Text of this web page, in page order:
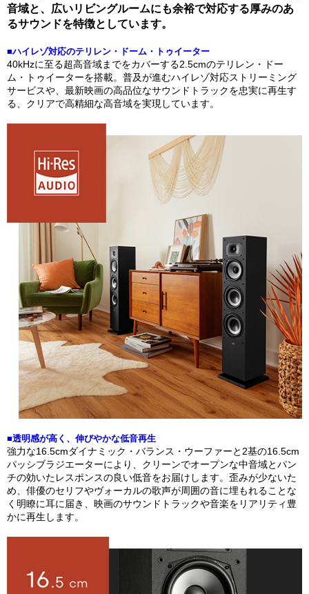
音域と、広いリビングルームにも余裕で対応する厚みのあ
るサウンドを特徴としています。
■ハイレゾ対応のテリレン・ドーム・トゥイーター
40kHzに至る超高音域までをカバーする2.5cmのテリレン・ドー
ム・トゥイーターを搭載。普及が進むハイレゾ対応ストリーミング
サービスや、最新映画の高品位なサウンドトラックを忠実に再生す
る、クリアで高精細な高音域を実現しています。
■透明感が高く、伸びやかな低音再生
強力な16.5cmダイナミック・バランス・ウーファーと2基の16.5cm
パッシブラジエーターにより、クリーンでオープンな中音域とパン
チの効いたレスポンスの良い低音をお届けします。歪みが少ないた
め、俳優のセリフやヴォーカルの歌声が周囲の音に埋もれることな
く明瞭に耳に届き、映画のサウンドトラックや音楽をリアリティ豊
かに再生します。